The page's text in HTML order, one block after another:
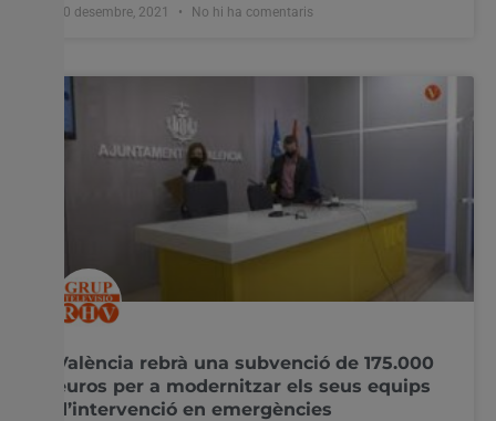
30 desembre, 2021 No hi ha comentaris
València rebrà una subvenció de 175.000
euros per a modernitzar els seus equips
d’intervenció en emergències